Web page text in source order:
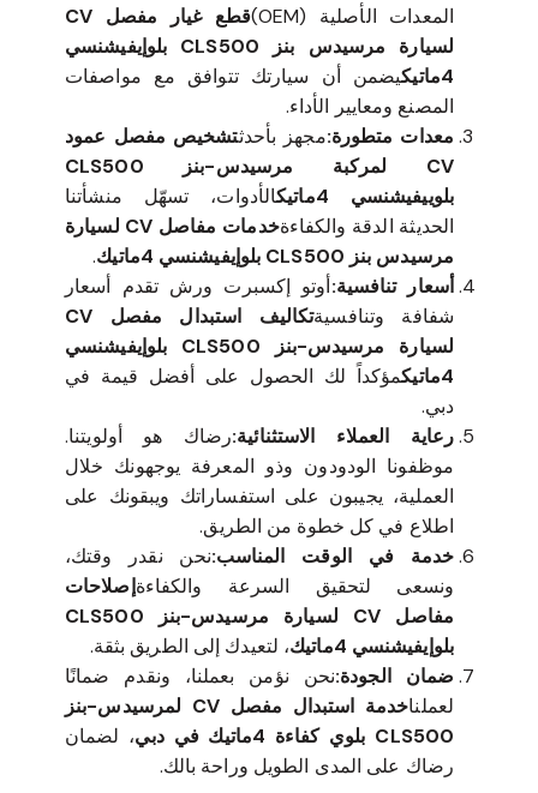
المعدات الأصلية (OEM)
قطع غيار مفصل CV
لسيارة مرسيدس بنز CLS500 بلوإيفيشنسي
4ماتيك
يضمن أن سيارتك تتوافق مع مواصفات
المصنع ومعايير الأداء.
معدات متطورة:مجهز بأحدثتشخيص مفصل عمود
CV لمركبة مرسيدس-بنز CLS500
بلوييفيشنسي 4ماتيك
الأدوات، تسهّل منشأتنا
الحديثة الدقة والكفاءة
خدمات مفاصل CV لسيارة
مرسيدس بنز CLS500 بلوإيفيشنسي 4ماتيك
.
أسعار تنافسية:أوتو إكسبرت ورش تقدم أسعار
شفافة وتنافسية
تكاليف استبدال مفصل CV
لسيارة مرسيدس-بنز CLS500 بلوإيفيشنسي
4ماتيك
مؤكداً لك الحصول على أفضل قيمة في
دبي.
رعاية العملاء الاستثنائية:رضاك هو أولويتنا.
موظفونا الودودون وذو المعرفة يوجهونك خلال
العملية، يجيبون على استفساراتك ويبقونك على
اطلاع في كل خطوة من الطريق.
خدمة في الوقت المناسب:نحن نقدر وقتك،
ونسعى لتحقيق السرعة والكفاءةإصلاحات
مفاصل CV لسيارة مرسيدس-بنز CLS500
بلوإيفيشنسي 4ماتيك
، لتعيدك إلى الطريق بثقة.
ضمان الجودة:نحن نؤمن بعملنا، ونقدم ضمانًا
لعملنا
خدمة استبدال مفصل CV لمرسيدس-بنز
CLS500 بلوي كفاءة 4ماتيك في دبي
، لضمان
رضاك على المدى الطويل وراحة بالك.